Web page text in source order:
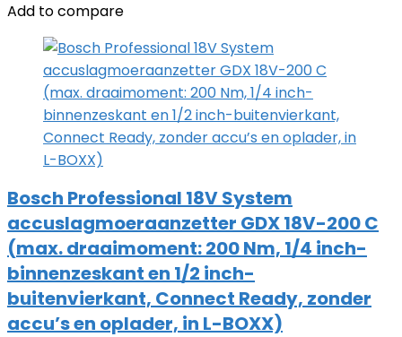
Add to compare
Bosch Professional 18V System
accuslagmoeraanzetter GDX 18V-200 C
(max. draaimoment: 200 Nm, 1/4 inch-
binnenzeskant en 1/2 inch-
buitenvierkant, Connect Ready, zonder
accu’s en oplader, in L-BOXX)